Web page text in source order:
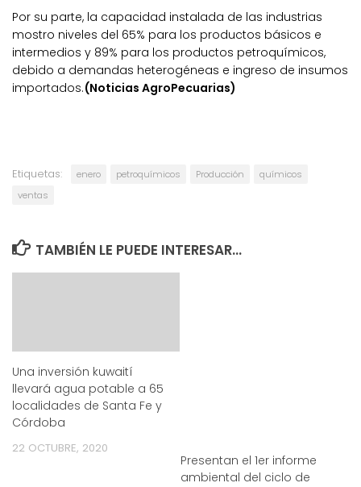
Por su parte, la capacidad instalada de las industrias
mostro niveles del 65% para los productos básicos e
intermedios y 89% para los productos petroquímicos,
debido a demandas heterogéneas e ingreso de insumos
importados.(Noticias AgroPecuarias)
Etiquetas: enero petroquímicos Producción
químicos
ventas
TAMBIÉN LE PUEDE INTERESAR...
Una inversión kuwaití
llevará agua potable a 65
localidades de Santa Fe y
Córdoba
22 OCTUBRE, 2020
Presentan el 1er informe
ambiental del ciclo de